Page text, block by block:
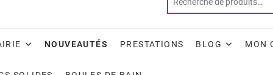
NOUVEAUTÉS PRESTATIONS BLOG MON